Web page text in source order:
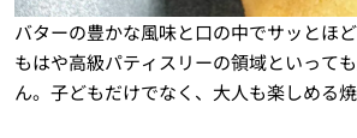
バターの豊かな風味と口の中でサッとほど
もはや高級パティスリーの領域といって
ん。子どもだけでなく、大人も楽しめる焼